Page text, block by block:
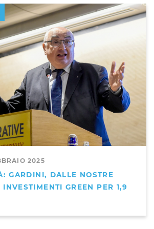
2025
GARDINI, DALLE NOSTRE
INVESTIMENTI GREEN PER 1,9